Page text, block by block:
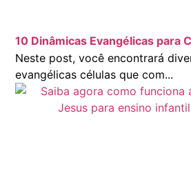
10 Dinâmicas Evangélicas para
Neste post, você encontrará
evangélicas células que com...